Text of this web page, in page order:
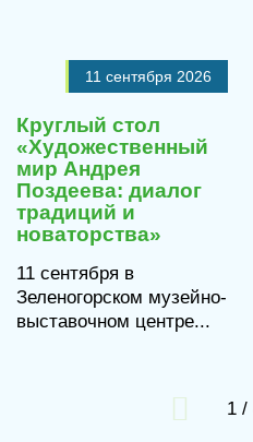
11 сентября 2026
Круглый стол
«Художественный
мир Андрея
Поздеева: диалог
традиций и
новаторства»
11 сентября в
Зеленогорском музейно-
выставочном центре...
1/